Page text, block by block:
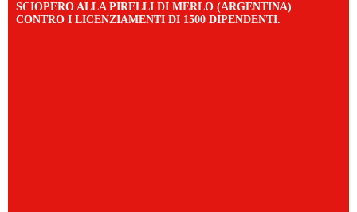
SCIOPERO ALLA PIRELLI DI MERLO (ARGENTINA)
CONTRO I LICENZIAMENTI DI 1500 DIPENDENTI.